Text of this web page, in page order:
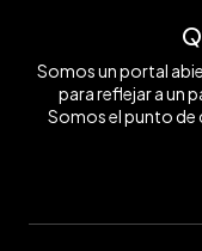
Somos un portal
para reflejar a un
Somos el punto de